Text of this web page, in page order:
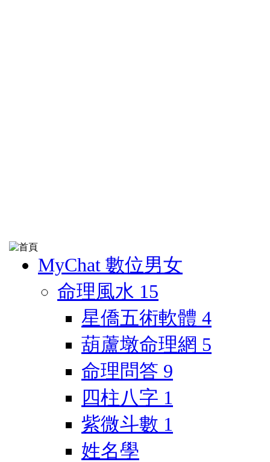
MyChat 數位男女
命理風水 15
星僑五術軟體 4
葫蘆墩命理網 5
命理問答 9
四柱八字 1
紫微斗數 1
姓名學